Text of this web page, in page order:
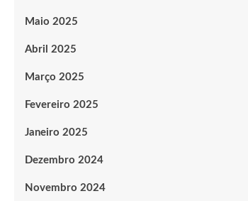
Maio 2025
Abril 2025
Março 2025
Fevereiro 2025
Janeiro 2025
Dezembro 2024
Novembro 2024